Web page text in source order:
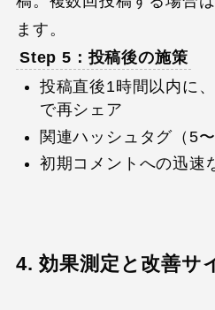
ます。
Step 5：投稿後の施策
投稿直後1時間以内に
で再シェア
関連ハッシュタグ（5
初期コメントへの迅速
4. 効果測定と改善サ